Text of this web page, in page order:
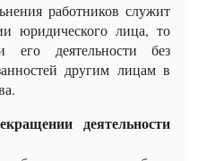
работников служит
юридического лица, то
его деятельности без
другим лицам в
деятельности